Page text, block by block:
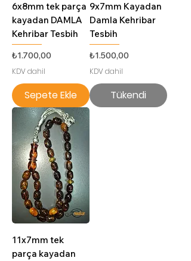
6x8mm tek parça
kayadan DAMLA
Kehribar Tesbih
Fiyat
₺1.700,00
KDV dahil
Sepete Ekle
9x7mm Kayadan
Damla Kehribar
Tesbih
Fiyat
₺1.500,00
KDV dahil
Tükendi
11x7mm tek
parça kayadan